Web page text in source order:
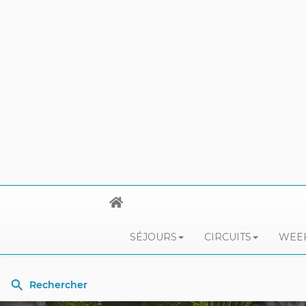
SÉJOURS CIRCUITS
Rechercher